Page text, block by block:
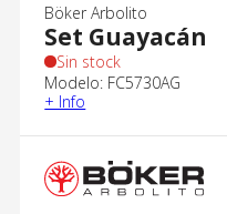
Böker Arbolito
Set Guayacán
Sin stock
Modelo: FC5730AG
+ Info